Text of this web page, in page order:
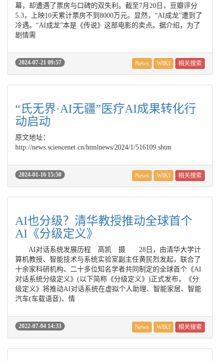
幕，却遭遇了票房与口碑的双失利。截至7月20日，豆瓣评分
5.3，上映10天累计票房不到8000万元。显然，“AI成龙”遭到了
冷遇。“AI成龙”本是《传说》这部电影的卖点。据介绍，为了
剧情需
2024-07-21 09:57 News WIKI 相关搜索
“氏无界·AI无疆”医疗AI成果转化行
动启动
原文地址：
http://news.sciencenet.cn/htmlnews/2024/1/516109.shtm
2024-01-16 15:50 News WIKI 相关搜索
AI也分级？清华教授推动全球首个
AI《分级定义》
AI对话系统发展历程 高凯 摄 28日，由清华大学计
算机教授、智能技术与系统实验室副主任黄民烈发起，联合了
十余家科研机构、二十多位知名学者共同制定的全球首个《AI
对话系统分级定义》(以下简称《分级定义》)正式发布，《分
级定义》将推动AI对话系统在虚拟个人助理、智能家居、智能
汽车(车载语音)、情
2022-07-04 14:33 News WIKI 相关搜索